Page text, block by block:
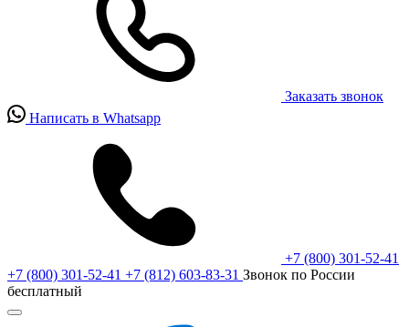
Заказать звонок
Написать в Whatsapp
+7 (800) 301-52-41
+7 (800) 301-52-41 +7 (812) 603-83-31 Звонок по России
бесплатный